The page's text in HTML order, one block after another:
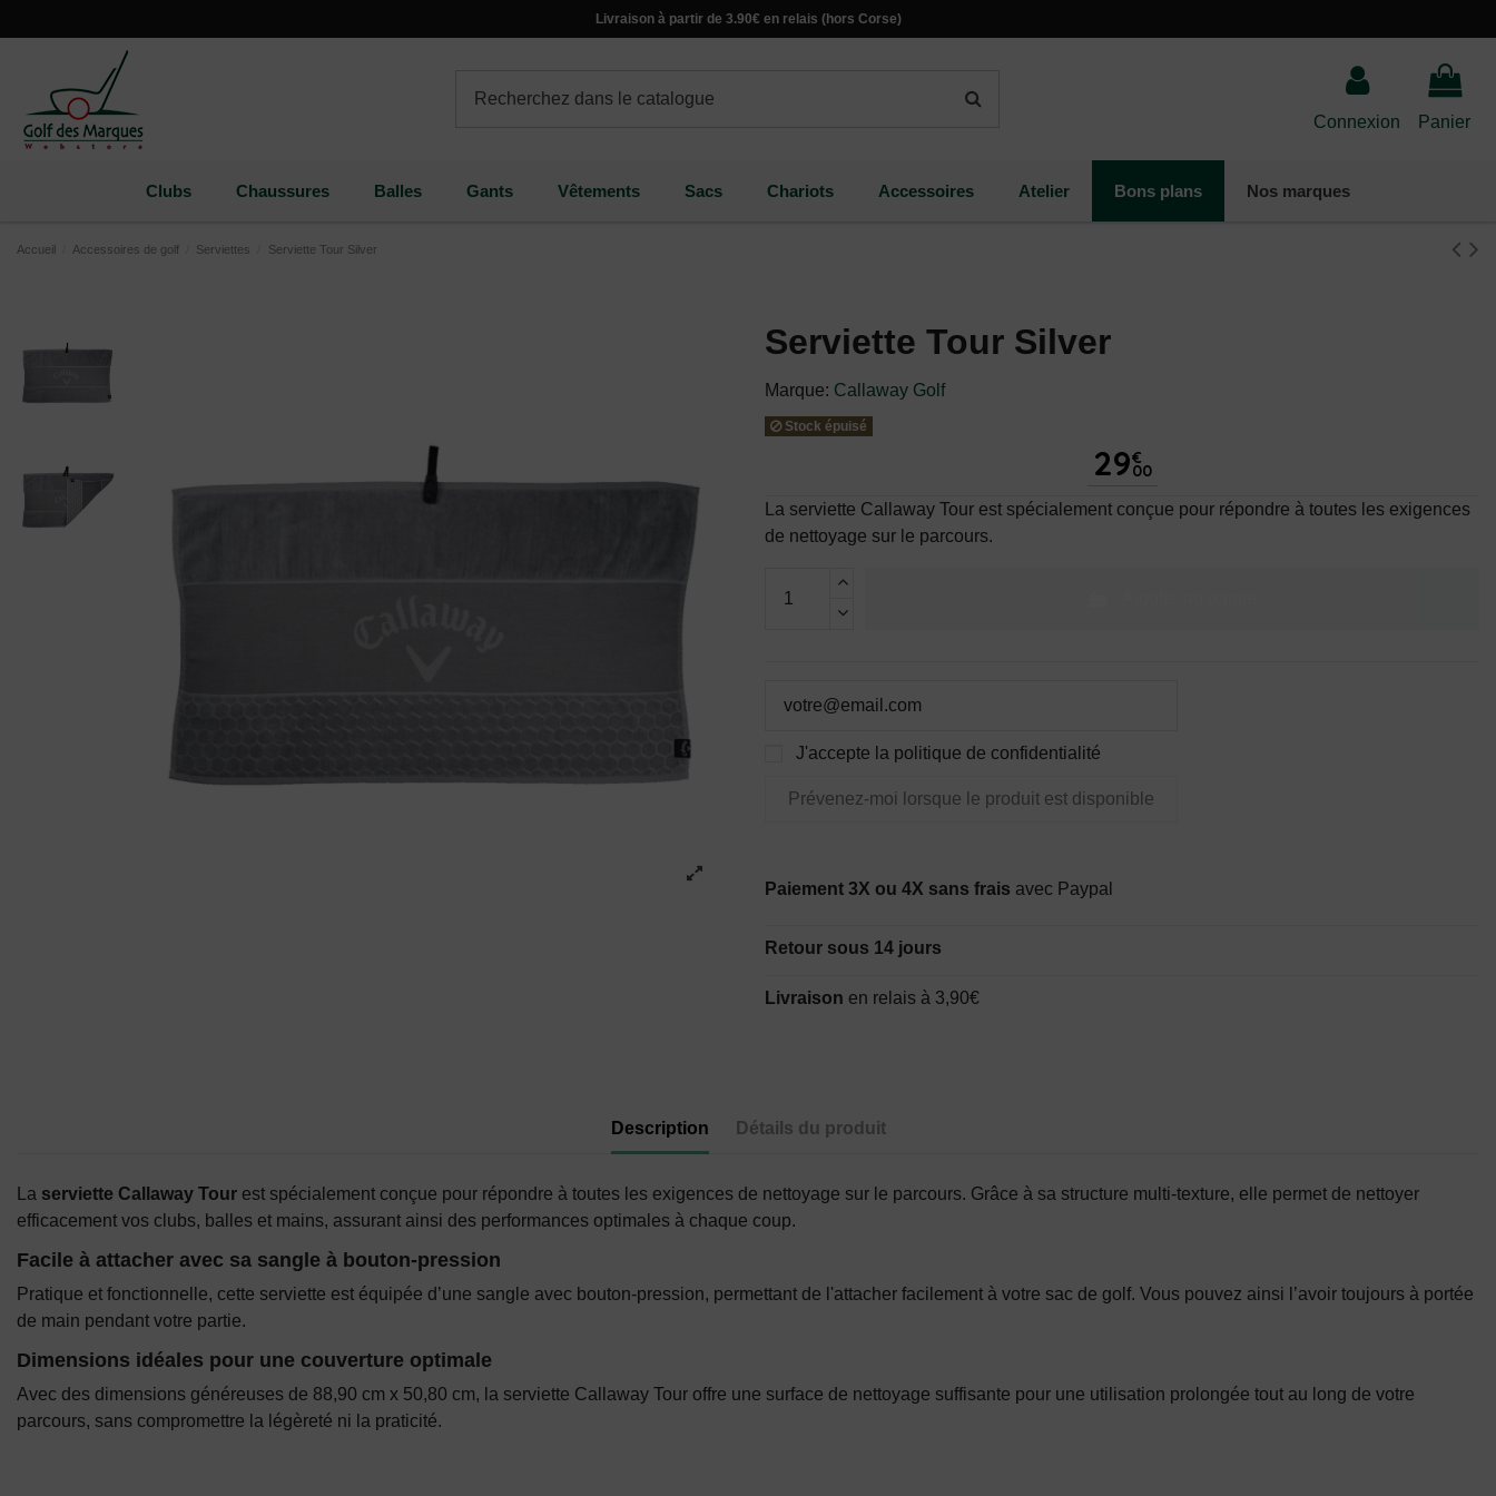
Livraison à partir de 3.90€ en relais (hors Corse)
Connexion Panier
Clubs Chaussures Balles Gants Vêtements Sacs Chariots Accessoires Atelier Bons plans Nos marques
Accueil Accessoires de golf Serviettes Serviette Tour Silver
Serviette Tour Silver
Marque: Callaway Golf
Stock épuisé
29€
00
La serviette Callaway Tour est spécialement conçue pour répondre à toutes les exigences
de nettoyage sur le parcours.
J'accepte la politique de confidentialité
Paiement 3X ou 4X sans frais avec Paypal
Retour sous 14 jours
Livraison en relais à 3,90€
Description Détails du produit
La serviette Callaway Tour est spécialement conçue pour répondre à toutes les exigences de nettoyage sur le parcours. Grâce à sa structure multi-texture, elle permet de nettoyer
efficacement vos clubs, balles et mains, assurant ainsi des performances optimales à chaque coup.
Facile à attacher avec sa sangle à bouton-pression
Pratique et fonctionnelle, cette serviette est équipée d’une sangle avec bouton-pression, permettant de l'attacher facilement à votre sac de golf. Vous pouvez ainsi l’avoir toujours à portée
de main pendant votre partie.
Dimensions idéales pour une couverture optimale
Avec des dimensions généreuses de 88,90 cm x 50,80 cm, la serviette Callaway Tour offre une surface de nettoyage suffisante pour une utilisation prolongée tout au long de votre
parcours, sans compromettre la légèreté ni la praticité.